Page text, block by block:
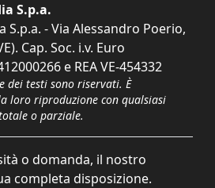
S.p.a.
- Via Alessandro Poerio,
Cap. Soc. i.v. Euro
e REA VE-454332
testi sono riservati. È
loro riproduzione con qualsiasi
o parziale.
o domanda, il nostro
completa disposizione.